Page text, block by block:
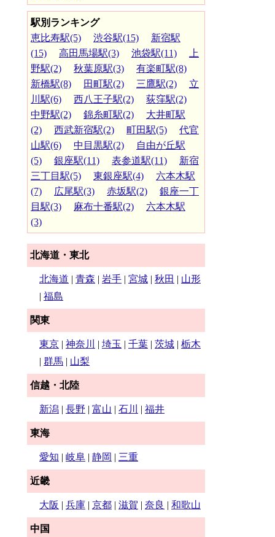
駅別ランキング
恵比寿駅(5)
渋谷駅(15)
新宿駅
(15)
高田馬場駅(3) 池袋駅(11)
上
野駅(2)
秋葉原駅(3)
有楽町駅(8)
新橋駅(8)
田町駅(2) 三鷹駅(2)
立
川駅(6)
西八王子駅(2)
荻窪駅(2)
中野駅(2)
錦糸町駅(2)
大井町駅
(2)
西武新宿駅(2) 町田駅(5)
代官
山駅(6)
中目黒駅(2)
自由が丘駅
(5)
銀座駅(11) 表参道駅(11)
新宿
三丁目駅(5)
東銀座駅(4)
六本木駅
(7)
広尾駅(3) 赤坂駅(2)
銀座一丁
目駅(3)
麻布十番駅(2)
六本木駅
(3)
北海道・東北
北海道 | 青森 | 岩手 | 宮城 | 秋田 | 山形
| 福島
関東
東京 | 神奈川 | 埼玉 | 千葉 | 茨城 | 栃木
| 群馬 | 山梨
信越・北陸
新潟 | 長野 | 富山 | 石川 | 福井
東海
愛知 | 岐阜 | 静岡 | 三重
近畿
大阪 | 兵庫 | 京都 | 滋賀 | 奈良 | 和歌山
中国